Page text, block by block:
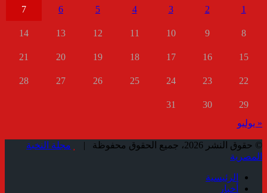
1
2
3
4
5
6
7
8
9
10
11
12
13
14
15
16
17
18
19
20
21
22
23
24
25
26
27
28
29
30
31
« يوليو
© حقوق النشر 2026، جميع الحقوق محفوظة |
مجلة النخبة
المصرية
الرئيسية
أخبار